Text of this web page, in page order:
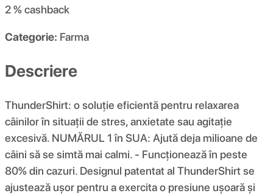
2 %cashback
Categorie: Farma
Descriere
ThunderShirt: o soluție eficientă pentru relaxarea
câinilor în situații de stres, anxietate sau agitație
excesivă. NUMĂRUL 1 în SUA: Ajută deja milioane de
câini să se simtă mai calmi. - Funcționează în peste
80% din cazuri. Designul patentat al ThunderShirt se
ajustează ușor pentru a exercita o presiune ușoară și